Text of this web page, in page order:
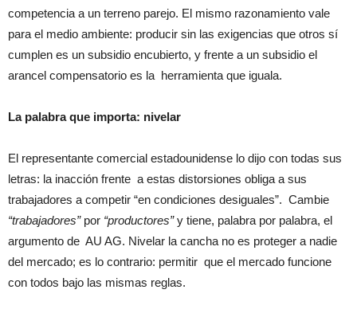
competencia a un terreno parejo. El mismo razonamiento vale
para el medio ambiente: producir sin las exigencias que otros sí
cumplen es un subsidio encubierto, y frente a un subsidio el
arancel compensatorio es la herramienta que iguala.
La palabra que importa: nivelar
El representante comercial estadounidense lo dijo con todas sus
letras: la inacción frente a estas distorsiones obliga a sus
trabajadores a competir “en condiciones desiguales”. Cambie
“trabajadores” por “productores”y tiene, palabra por palabra, el
argumento de AU AG. Nivelar la cancha no es proteger a nadie
del mercado; es lo contrario: permitir que el mercado funcione
con todos bajo las mismas reglas.